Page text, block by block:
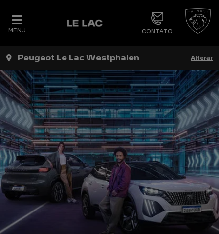
MENU CONTATO
Peugeot Le Lac Westphalen Alterar